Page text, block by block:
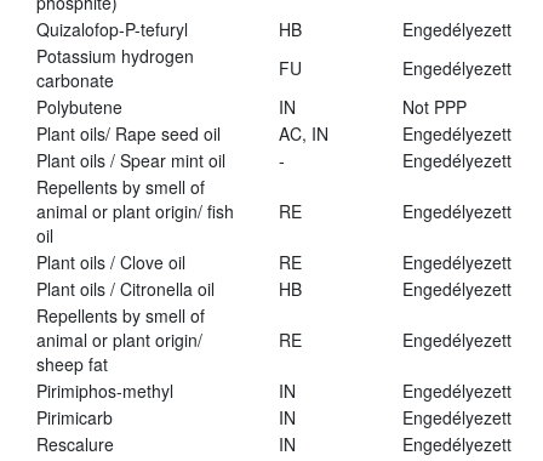
Quizalofop-P-tefuryl HB
Engedélyezett
Potassium hydrogen
carbonate
FU
Engedélyezett
Polybutene
IN
Not PPP
Plant oils/ Rape seed oil
AC, IN
Engedélyezett
Plant oils / Spear mint oil
-
Engedélyezett
Repellents by smell of
animal or plant origin/ fish
oil
RE Engedélyezett
Plant oils / Clove oil RE
Engedélyezett
Plant oils / Citronella oil
HB
Engedélyezett
Repellents by smell of
animal or plant origin/
sheep fat
RE Engedélyezett
Pirimiphos-methyl IN
Engedélyezett
Pirimicarb
IN
Engedélyezett
Rescalure
IN
Engedélyezett